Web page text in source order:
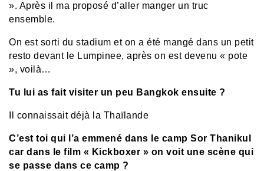
». Après il ma proposé d’aller manger un truc
ensemble.
On est sorti du stadium et on a été mangé dans un petit
resto devant le Lumpinee, après on est devenu « pote
», voilà…
Tu lui as fait visiter un peu Bangkok ensuite ?
Il connaissait déjà la Thaïlande
C’est toi qui l’a emmené dans le camp Sor Thanikul
car dans le film « Kickboxer » on voit une scène qui
se passe dans ce camp ?